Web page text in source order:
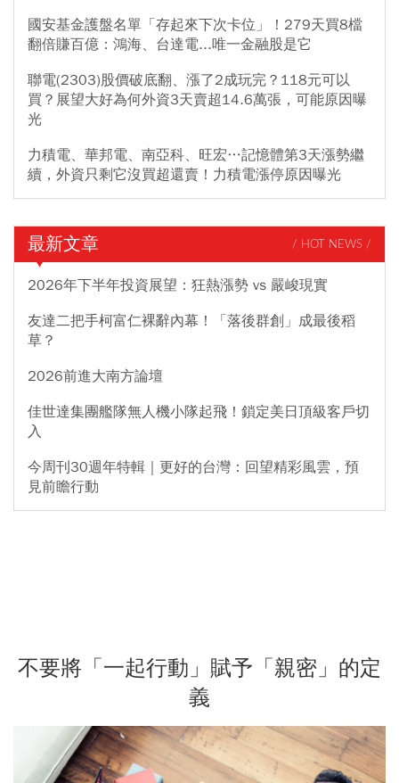
國安基金護盤名單「存起來下次卡位」！279天買8檔
翻倍賺百億：鴻海、台達電...唯一金融股是它
聯電(2303)股價破底翻、漲了2成玩完？118元可以
買？展望大好為何外資3天賣超14.6萬張，可能原因曝
光
力積電、華邦電、南亞科、旺宏…記憶體第3天漲勢繼
續，外資只剩它沒買超還賣！力積電漲停原因曝光
最新文章 / HOT NEWS /
2026年下半年投資展望：狂熱漲勢 vs 嚴峻現實
友達二把手柯富仁裸辭內幕！「落後群創」成最後稻
草？
2026前進大南方論壇
佳世達集團艦隊無人機小隊起飛！鎖定美日頂級客戶切
入
今周刊30週年特輯｜更好的台灣：回望精彩風雲，預
見前瞻行動
不要將「一起行動」賦予「親密」的定
義